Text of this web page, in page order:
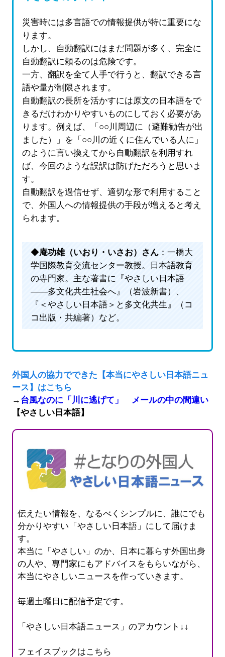
災害時には多言語での情報提供が特に重要にな
ります。
しかし、自動翻訳にはまだ問題が多く、完全に
自動翻訳に頼るのは危険です。
一方、翻訳を全て人手で行うと、翻訳できる言
語や量が制限されます。
自動翻訳の長所を活かすには原文の日本語をで
きるだけわかりやすいものにしておく必要があ
ります。例えば、「○○川周辺に（避難勧告が出
ました）」を「○○川の近くに住んでいる人に」
のように言い換えてから自動翻訳を利用すれ
ば、今回のような誤訳は防げただろうと思いま
す。
自動翻訳を過信せず、適切な形で利用すること
で、外国人への情報提供の手段が増えると考え
られます。
◆庵功雄（いおり・いさお）さん：一橋大
学国際教育交流センター教授。日本語教育
の専門家。主な著書に『やさしい日本語
――多文化共生社会へ』（岩波新書）、
『＜やさしい日本語＞と多文化共生』（コ
コ出版・共編著）など。
外国人の協力でできた【本当にやさしい日本語ニュ
ース】はこちら
→ 台風なのに「川に逃げて」 メールの中の間違い
【やさしい日本語】
伝えたい情報を、なるべくシンプルに、誰にでも
分かりやすい「やさしい日本語」にして届けま
す。
本当に「やさしい」のか、日本に暮らす外国出身
の人や、専門家にもアドバイスをもらいながら、
本当にやさしいニュースを作っていきます。
毎週土曜日に配信予定です。
「やさしい日本語ニュース」のアカウント↓↓
フェイスブックはこちら